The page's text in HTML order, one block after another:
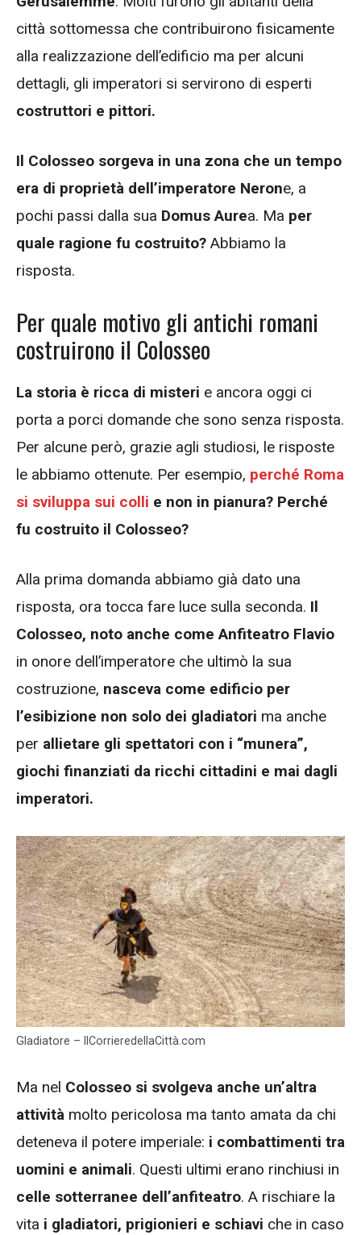
città sottomessa che contribuirono fisicamente
alla realizzazione dell’edificio ma per alcuni
dettagli, gli imperatori si servirono di esperti
costruttori e pittori.
Il Colosseo sorgeva in una zona che un tempo
era di proprietà dell’imperatore Nerone, a
pochi passi dalla sua Domus Aurea. Ma per
quale ragione fu costruito? Abbiamo la
risposta.
Per quale motivo gli antichi romani
costruirono il Colosseo
La storia è ricca di misteri e ancora oggi ci
porta a porci domande che sono senza risposta.
Per alcune però, grazie agli studiosi, le risposte
le abbiamo ottenute. Per esempio, perché Roma
si sviluppa sui colli e non in pianura? Perché
fu costruito il Colosseo?
Alla prima domanda abbiamo già dato una
risposta, ora tocca fare luce sulla seconda. Il
Colosseo, noto anche come Anfiteatro Flavio
in onore dell’imperatore che ultimò la sua
costruzione, nasceva come edificio per
l’esibizione non solo dei gladiatori ma anche
per allietare gli spettatori con i “munera”,
giochi finanziati da ricchi cittadini e mai dagli
imperatori.
Gladiatore – IlCorrieredellaCittà.com
Ma nel Colosseo si svolgeva anche un’altra
attività molto pericolosa ma tanto amata da chi
deteneva il potere imperiale: i combattimenti tra
uomini e animali. Questi ultimi erano rinchiusi in
celle sotterranee dell’anfiteatro. A rischiare la
vita i gladiatori, prigionieri e schiavi che in caso